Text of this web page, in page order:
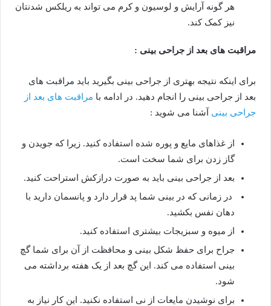
هر گونه آرایش و لوسیون و کرم می تواند به ریلکس شدنتان
نیز کمک کند.
مراقبت های بعد از جراحی بینی :
برای اینکه نتیجه بهتری از جراحی بینی بگیرید باید مراقبت های
بعد از جراحی بینی را انجام دهید. در ادامه با مراقبت های بعد از
جراحی بینی آشنا می شوید :
از غذاهای مایع و پوره شده استفاده کنید. زیرا که جویدن و
گاز زدن برای شما سخت است.
بعد از جراحی بینی باید به صورت درازکش استراحت کنید.
در زمانی که در بینی شما پد قرار دارد و پانسمان دارید با
دهان نفس بکشید.
از میوه و سبزیجات بیشتری استفاده کنید.
جراح برای حفظ شکل بینی و محافظت از آن برای شما گچ
بینی استفاده می کند. این گچ بعد از یک هفته برداشته می
شود.
برای نوشیدن مایعات از نی استفاده نکنید. این کار نیاز به